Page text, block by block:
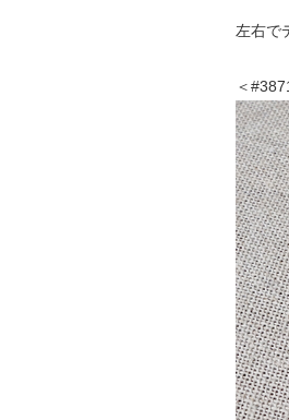
左右で
＜